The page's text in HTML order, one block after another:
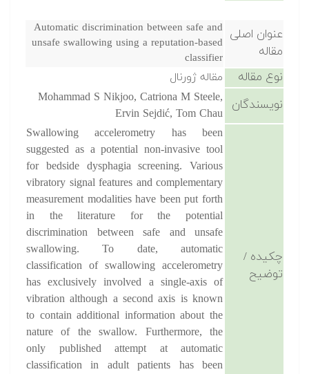
عنوان اصلی
مقاله
Automatic discrimination between safe and
unsafe swallowing using a reputation-based
classifier
نوع مقاله مقاله ژورنال
نویسندگان
Mohammad S Nikjoo, Catriona M Steele,
Ervin Sejdić, Tom Chau
چکیده /
توضیح
Swallowing accelerometry has been
suggested as a potential non-invasive tool
for bedside dysphagia screening. Various
vibratory signal features and complementary
measurement modalities have been put forth
in the literature for the potential
discrimination between safe and unsafe
swallowing. To date, automatic
classification of swallowing accelerometry
has exclusively involved a single-axis of
vibration although a second axis is known
to contain additional information about the
nature of the swallow. Furthermore, the
only published attempt at automatic
classification in adult patients has been